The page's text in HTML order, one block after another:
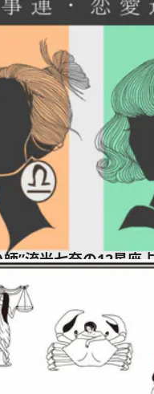
”流光七奈の12星座